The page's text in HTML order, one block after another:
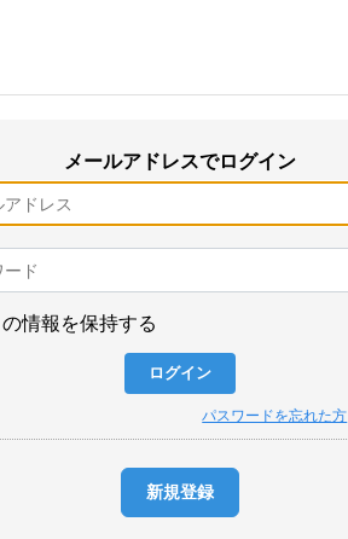
メールアドレスでログイン
の情報を保持する
パスワードを忘れた方
新規登録